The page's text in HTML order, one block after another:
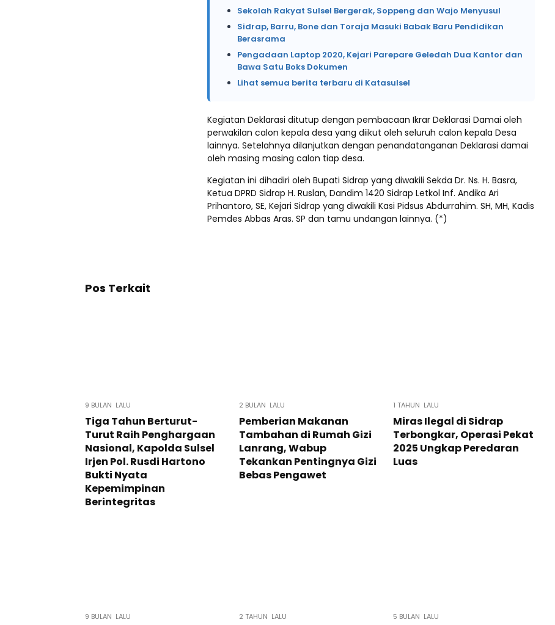
Sekolah Rakyat Sulsel Bergerak, Soppeng dan Wajo Menyusul
Sidrap, Barru, Bone dan Toraja Masuki Babak Baru Pendidikan
Berasrama
Pengadaan Laptop 2020, Kejari Parepare Geledah Dua Kantor dan
Bawa Satu Boks Dokumen
Lihat semua berita terbaru di Katasulsel
Kegiatan Deklarasi ditutup dengan pembacaan Ikrar Deklarasi Damai oleh
perwakilan calon kepala desa yang diikut oleh seluruh calon kepala Desa
lainnya. Setelahnya dilanjutkan dengan penandatanganan Deklarasi damai
oleh masing masing calon tiap desa.
Kegiatan ini dihadiri oleh Bupati Sidrap yang diwakili Sekda Dr. Ns. H. Basra,
Ketua DPRD Sidrap H. Ruslan, Dandim 1420 Sidrap Letkol Inf. Andika Ari
Prihantoro, SE, Kejari Sidrap yang diwakili Kasi Pidsus Abdurrahim. SH, MH, Kadis
Pemdes Abbas Aras. SP dan tamu undangan lainnya. (*)
Pos Terkait
9 BULAN LALU
Tiga Tahun Berturut-
Turut Raih Penghargaan
Nasional, Kapolda Sulsel
Irjen Pol. Rusdi Hartono
Bukti Nyata
Kepemimpinan
Berintegritas
2 BULAN LALU
Pemberian Makanan
Tambahan di Rumah Gizi
Lanrang, Wabup
Tekankan Pentingnya Gizi
Bebas Pengawet
1 TAHUN LALU
Miras Ilegal di Sidrap
Terbongkar, Operasi Pekat
2025 Ungkap Peredaran
Luas
9 BULAN LALU 2 TAHUN LALU 5 BULAN LALU